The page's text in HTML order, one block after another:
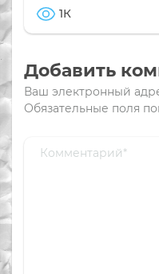
1К
Добавить
Ваш электронный
Обязательные поля